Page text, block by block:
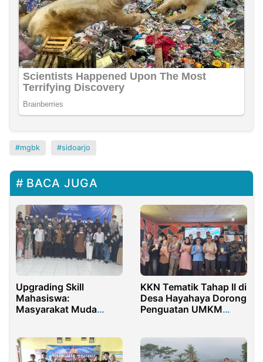
mgbk sidoarjo
BACA JUGA
Upgrading Skill
Mahasiswa:
Masyarakat Muda
Moderasi Beragama
KKN Tematik Tahap II di
Desa Hayahaya Dorong
Penguatan UMKM